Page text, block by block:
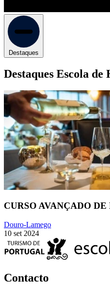
Destaques
Destaques Escola
CURSO AVANÇADO DE
Douro-Lamego
10 set 2024
Contacto